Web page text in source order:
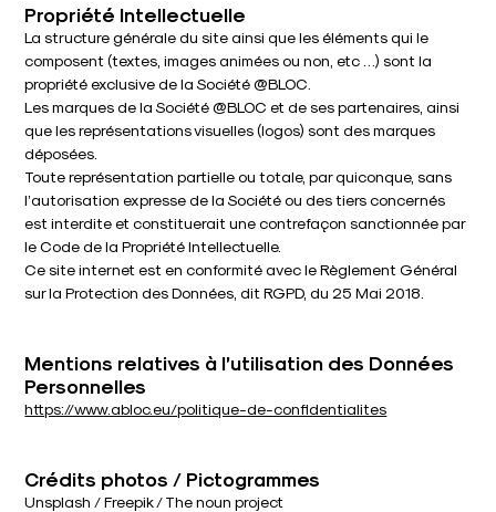
Propriété Intellectuelle
La structure générale du site ainsi que les éléments qui le
composent (textes, images animées ou non, etc …) sont la
propriété exclusive de la Société @BLOC.
Les marques de la Société @BLOC et de ses partenaires, ainsi
que les représentations visuelles (logos) sont des marques
déposées.
Toute représentation partielle ou totale, par quiconque, sans
l’autorisation expresse de la Société ou des tiers concernés
est interdite et constituerait une contrefaçon sanctionnée par
le Code de la Propriété Intellectuelle.
Ce site internet est en conformité avec le Règlement Général
sur la Protection des Données, dit RGPD, du 25 Mai 2018.
Mentions relatives à l’utilisation des Données
Personnelles
https://www.abloc.eu/politique-de-confidentialites
Crédits photos / Pictogrammes
Unsplash / Freepik / The noun project